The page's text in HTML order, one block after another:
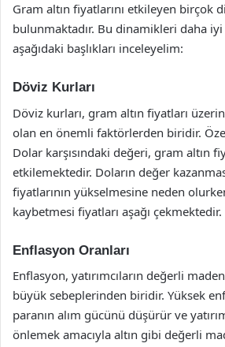
Gram altın fiyatlarını etkileyen birçok
bulunmaktadır. Bu dinamikleri daha
aşağıdaki başlıkları inceleyelim:
Döviz Kurları
Döviz kurları, gram altın fiyatları
olan en önemli faktörlerden biridir.
Dolar karşısındaki değeri, gram altın
etkilemektedir. Doların değer
fiyatlarının yükselmesine neden
kaybetmesi fiyatları aşağı çekmektedir.
Enflasyon Oranları
Enflasyon, yatırımcıların değerli
büyük sebeplerinden biridir. Yüksek
paranın alım gücünü düşürür ve
önlemek amacıyla altın gibi değerli